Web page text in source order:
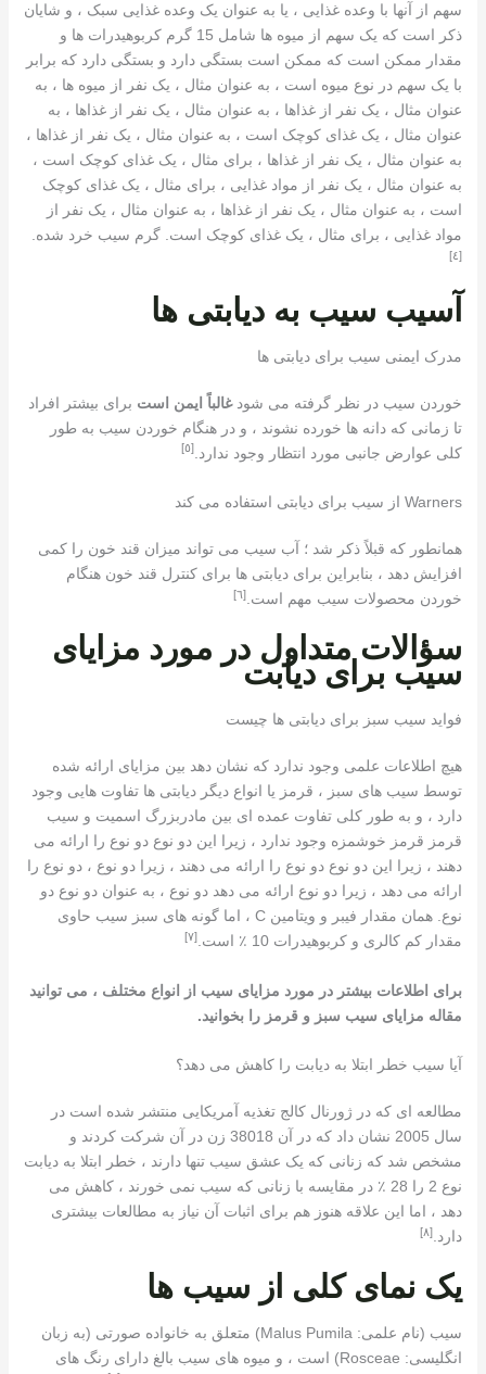
سهم از آنها با وعده غذایی ، یا به عنوان یک وعده غذایی سبک ، و شایان
ذکر است که یک سهم از میوه ها شامل 15 گرم کربوهیدرات ها و
مقدار ممکن است که ممکن است بستگی دارد و بستگی دارد که برابر
با یک سهم در نوع میوه است ، به عنوان مثال ، یک نفر از میوه ها ، به
عنوان مثال ، یک نفر از غذاها ، به عنوان مثال ، یک نفر از غذاها ، به
عنوان مثال ، یک غذای کوچک است ، به عنوان مثال ، یک نفر از غذاها ،
به عنوان مثال ، یک نفر از غذاها ، برای مثال ، یک غذای کوچک است ،
به عنوان مثال ، یک نفر از مواد غذایی ، برای مثال ، یک غذای کوچک
است ، به عنوان مثال ، یک نفر از غذاها ، به عنوان مثال ، یک نفر از
مواد غذایی ، برای مثال ، یک غذای کوچک است. گرم سیب خرد شده.
[٤]
آسیب سیب به دیابتی ها
مدرک ایمنی سیب برای دیابتی ها
خوردن سیب در نظر گرفته می شودغالباً ایمن است برای بیشتر افراد
تا زمانی که دانه ها خورده نشوند ، و در هنگام خوردن سیب به طور
کلی عوارض جانبی مورد انتظار وجود ندارد. [٥]
Warners از سیب برای دیابتی استفاده می کند
همانطور که قبلاً ذکر شد ؛ آب سیب می تواند میزان قند خون را کمی
افزایش دهد ، بنابراین برای دیابتی ها برای کنترل قند خون هنگام
خوردن محصولات سیب مهم است. [٦]
سؤالات متداول در مورد مزایای
سیب برای دیابت
فواید سیب سبز برای دیابتی ها چیست
هیچ اطلاعات علمی وجود ندارد که نشان دهد بین مزایای ارائه شده
توسط سیب های سبز ، قرمز یا انواع دیگر دیابتی ها تفاوت هایی وجود
دارد ، و به طور کلی تفاوت عمده ای بین مادربزرگ اسمیت و سیب
قرمز قرمز خوشمزه وجود ندارد ، زیرا این دو نوع دو نوع را ارائه می
دهند ، زیرا این دو نوع دو نوع را ارائه می دهند ، زیرا دو نوع ، دو نوع را
ارائه می دهد ، زیرا دو نوع ارائه می دهد دو نوع ، به عنوان دو نوع دو
نوع. همان مقدار فیبر و ویتامین C ، اما گونه های سبز سیب حاوی
مقدار کم کالری و کربوهیدرات 10 ٪ است.
[٧]
برای اطلاعات بیشتر در مورد مزایای سیب از انواع مختلف ، می توانید
مقاله مزایای سیب سبز و قرمز را بخوانید.
آیا سیب خطر ابتلا به دیابت را کاهش می دهد؟
مطالعه ای که در ژورنال کالج تغذیه آمریکایی منتشر شده است در
سال 2005 نشان داد که در آن 38018 زن در آن شرکت کردند و
مشخص شد که زنانی که یک عشق سیب تنها دارند ، خطر ابتلا به دیابت
نوع 2 را 28 ٪ در مقایسه با زنانی که سیب نمی خورند ، کاهش می
دهد ، اما این علاقه هنوز هم برای اثبات آن نیاز به مطالعات بیشتری
دارد.[٨]
یک نمای کلی از سیب ها
سیب (نام علمی: Malus Pumila) متعلق به خانواده صورتی (به زبان
انگلیسی: Rosceae) است ، و میوه های سیب بالغ دارای رنگ های